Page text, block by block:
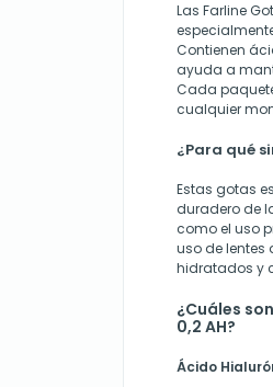
Las Farline
Contienen
ayuda a
Cada
cualquier
¿Para qué
Estas gotas
duradero de
como el uso
uso de lentes
hidratados y
¿Cuáles
0,2 AH?
Ácido